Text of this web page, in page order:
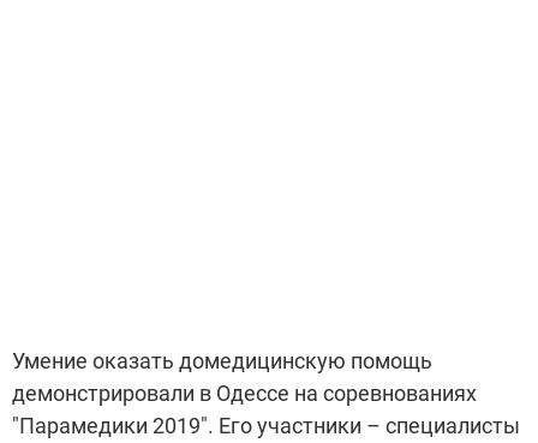
Умение оказать домедицинскую помощь
демонстрировали в Одессе на соревнованиях
"Парамедики 2019". Его участники – специалисты